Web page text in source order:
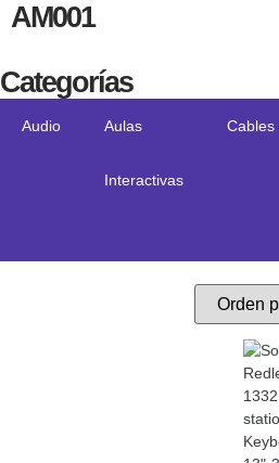
AM001
Categorías
Audio Aulas
Interactivas
Cables